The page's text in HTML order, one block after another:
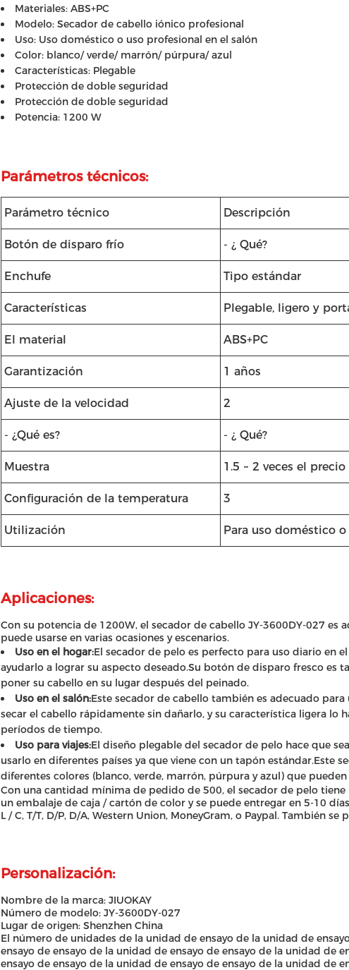
Materiales: ABS+PC
Modelo: Secador de cabello iónico profesional
Uso: Uso doméstico o uso profesional en el salón
Color: blanco/ verde/ marrón/ púrpura/ azul
Características: Plegable
Protección de doble seguridad
Protección de doble seguridad
Potencia: 1200 W
Parámetros técnicos:
Parámetro técnico Descripción
Botón de disparo frío - ¿ Qué?
Enchufe Tipo estándar
Características Plegable, ligero y
El material ABS+PC
Garantización 1 años
Ajuste de la velocidad 2
- ¿Qué es? - ¿ Qué?
Muestra 1.5 ~ 2 veces el
Configuración de la temperatura 3
Utilización Para uso doméstico
Aplicaciones:
Con su potencia de 1200W, el secador de cabello JY-3600DY-027
puede usarse en varias ocasiones y escenarios.
Uso en el hogar:El secador de pelo es perfecto para uso diario en
ayudarlo a lograr su aspecto deseado.Su botón de disparo fresco es
poner su cabello en su lugar después del peinado.
Uso en el salón:Este secador de cabello también es adecuado
secar el cabello rápidamente sin dañarlo, y su característica ligera lo
períodos de tiempo.
Uso para viajes:El diseño plegable del secador de pelo hace que
usarlo en diferentes países ya que viene con un tapón estándar.Este
diferentes colores (blanco, verde, marrón, púrpura y azul) que
Con una cantidad mínima de pedido de 500, el secador de pelo
un embalaje de caja / cartón de color y se puede entregar en 5-10
L / C, T/T, D/P, D/A, Western Union, MoneyGram, o Paypal. También
Personalización:
Nombre de la marca: JIUOKAY
Número de modelo: JY-3600DY-027
Lugar de origen: Shenzhen China
El número de unidades de la unidad de ensayo de la unidad de
ensayo de ensayo de la unidad de ensayo de ensayo de la unidad de
ensayo de ensayo de la unidad de ensayo de ensayo de la unidad de